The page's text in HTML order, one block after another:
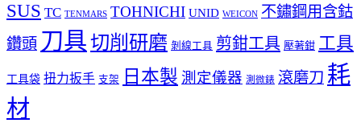
SUS TC TENMARS TOHNICHI UNID WEICON 不鏽鋼用含鈷
鑽頭 刀具切削研磨 剝線工具 剪鉗工具 壓著鉗 工具
工具袋 扭力扳手 支架 日本製 測定儀器 測微錶 滾磨刀 耗
材